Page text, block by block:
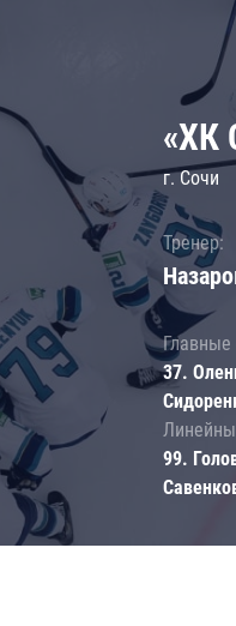
«ХК
г. Сочи
Тренер:
Главные
37.
99.